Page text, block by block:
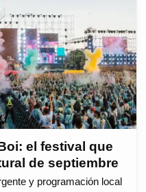
el festival que
de septiembre
y programación local